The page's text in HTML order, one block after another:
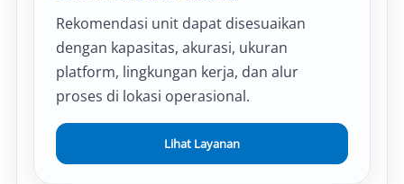
Rekomendasi unit dapat disesuaikan
dengan kapasitas, akurasi, ukuran
platform, lingkungan kerja, dan alur
proses di lokasi operasional.
Lihat Layanan